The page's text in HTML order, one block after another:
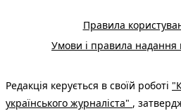
Правила
Умови і правила надання
Редакція керується в своїй роботі
українського журналіста" ,